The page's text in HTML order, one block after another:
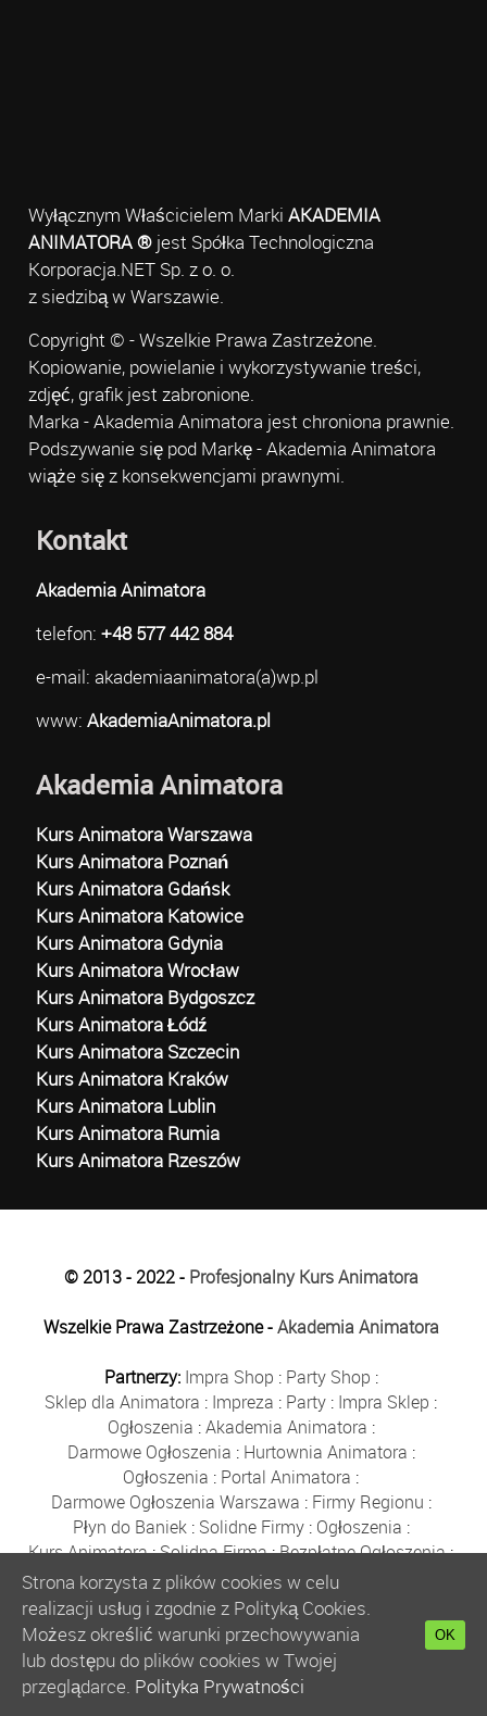
Wyłącznym Właścicielem Marki AKADEMIA
ANIMATORA ®jest Spółka Technologiczna
Korporacja.NET Sp. z o. o.
z siedzibą w Warszawie.
Copyright © - Wszelkie Prawa Zastrzeżone.
Kopiowanie, powielanie i wykorzystywanie treści,
zdjęć, grafik jest zabronione.
Marka - Akademia Animatora jest chroniona prawnie.
Podszywanie się pod Markę - Akademia Animatora
wiąże się z konsekwencjami prawnymi.
Kontakt
Akademia Animatora
telefon: +48 577 442 884
e-mail: akademiaanimatora(a)wp.pl
www: AkademiaAnimatora.pl
Akademia Animatora
Kurs Animatora Warszawa
Kurs Animatora Poznań
Kurs Animatora Gdańsk
Kurs Animatora Katowice
Kurs Animatora Gdynia
Kurs Animatora Wrocław
Kurs Animatora Bydgoszcz
Kurs Animatora Łódź
Kurs Animatora Szczecin
Kurs Animatora Kraków
Kurs Animatora Lublin
Kurs Animatora Rumia
Kurs Animatora Rzeszów
© 2013 - 2022 - Profesjonalny Kurs Animatora
Wszelkie Prawa Zastrzeżone -Akademia Animatora
Partnerzy: Impra Shop : Party Shop :
Sklep dla Animatora : Impreza : Party : Impra Sklep :
Ogłoszenia :Akademia Animatora :
Darmowe Ogłoszenia : Hurtownia Animatora :
Ogłoszenia : Portal Animatora :
Darmowe Ogłoszenia Warszawa : Firmy Regionu :
Płyn do Baniek: Solidne Firmy: Ogłoszenia :
Kurs Animatora:Solidna Firma:Bezpłatne Ogłoszenia:
Animator Czasu Wolnego:
Bezpłatne Ogłoszenia Warszawa:sklep animatora
Bańki Mydlane:Bezpłatne Ogłoszenia
Szkolenie Animatorów:Kurs Animatora
:
Kurs Animatora Warszawa :Rumia
Kurs Animatora Poznań:
Strona korzysta z plików cookies w celu
realizacji usług i zgodnie z Polityką Cookies.
Możesz określić warunki przechowywania
lub dostępu do plików cookies w Twojej
przeglądarce. Polityka Prywatności
OK